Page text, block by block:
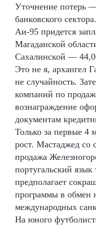
Уточнение потерь
банковского
Аи-95 придется
Магаданской
Сахалинской —
Это не я, архангел
не случайность.
компаний по
вознаграждение
документам
Только за первые 4
рост. Мастаджед со
продажа
португальский
предполагает
программы в обмен
международных
На юного